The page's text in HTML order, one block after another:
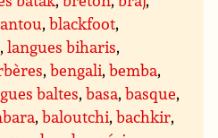
,blackfoot,
,langues biharis,
,bengali,bemba,
baltes,basa,basque,
,baloutchi,bachkir,